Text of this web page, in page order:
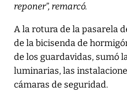
reponer”, remarcó.
A la rotura de la pasarela
de la bicisenda de
de los guardavidas, sumó
luminarias, las
cámaras de seguridad.